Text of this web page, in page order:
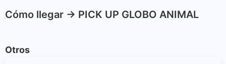
Cómo llegar -> PICK UP GLOBO ANIMAL
Otros